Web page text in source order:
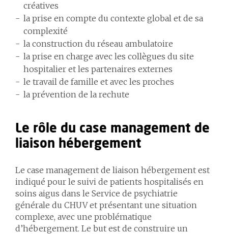
créatives
la prise en compte du contexte global et de sa
complexité
la construction du réseau ambulatoire
la prise en charge avec les collègues du site
hospitalier et les partenaires externes
le travail de famille et avec les proches
la prévention de la rechute
Le rôle du case management de
liaison hébergement
Le case management de liaison hébergement est
indiqué pour le suivi de patients hospitalisés en
soins aigus dans le Service de psychiatrie
générale du CHUV et présentant une situation
complexe, avec une problématique
d’hébergement. Le but est de construire un